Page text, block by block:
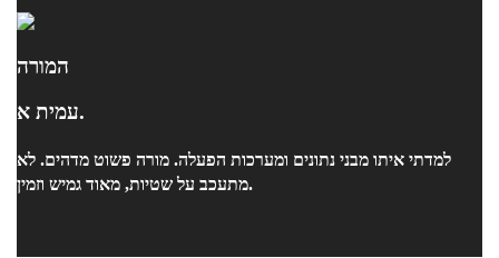
המורה
עמית א.
למדתי איתו מבני נתונים ומערכות הפעלה. מורה פשוט מדהים. לא
מתעכב על שטיות, מאוד גמיש וזמין.